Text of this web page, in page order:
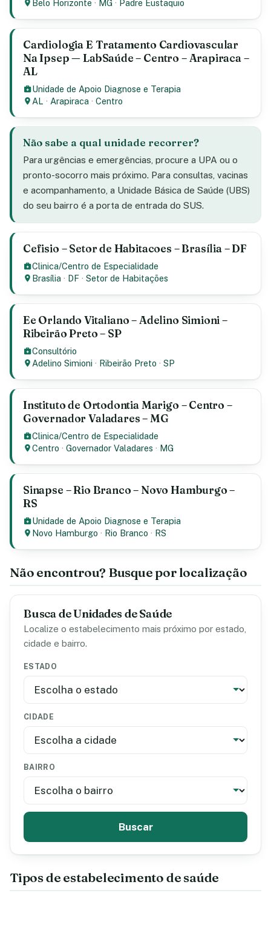
Belo Horizonte · MG · Padre Eustaquio
Cardiologia E Tratamento Cardiovascular
Na Ipsep — LabSaúde – Centro – Arapiraca –
AL
Unidade de Apoio Diagnose e Terapia
AL · Arapiraca ·Centro
Não sabe a qual unidade recorrer?
Para urgências e emergências, procure a UPA ou o
pronto-socorro mais próximo. Para consultas, vacinas
e acompanhamento, a Unidade Básica de Saúde (UBS)
do seu bairro é a porta de entrada do SUS.
Cefisio – Setor de Habitacoes – Brasília – DF
Clinica/Centro de Especialidade
Brasília · DF ·Setor de Habitações
Ee Orlando Vitaliano – Adelino Simioni –
Ribeirão Preto – SP
Consultório
Adelino Simioni · Ribeirão Preto ·SP
Instituto de Ortodontia Marigo – Centro –
Governador Valadares – MG
Clinica/Centro de Especialidade
Centro ·Governador Valadares · MG
Sinapse – Rio Branco – Novo Hamburgo –
RS
Unidade de Apoio Diagnose e Terapia
Novo Hamburgo · Rio Branco · RS
Não encontrou? Busque por localização
Busca de Unidades de Saúde
Localize o estabelecimento mais próximo por estado,
cidade e bairro.
ESTADO
CIDADE
BAIRRO
Buscar
Tipos de estabelecimento de saúde